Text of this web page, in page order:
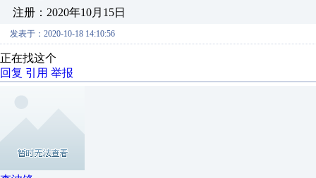
注册：2020年10月15日
发表于：2020-10-18 14:10:56
正在找这个
回复 引用 举报